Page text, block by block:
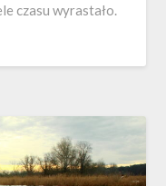
czasu wyrastało.